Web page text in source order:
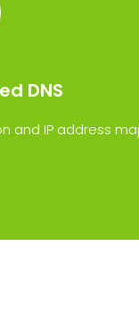
DNS
and IP address